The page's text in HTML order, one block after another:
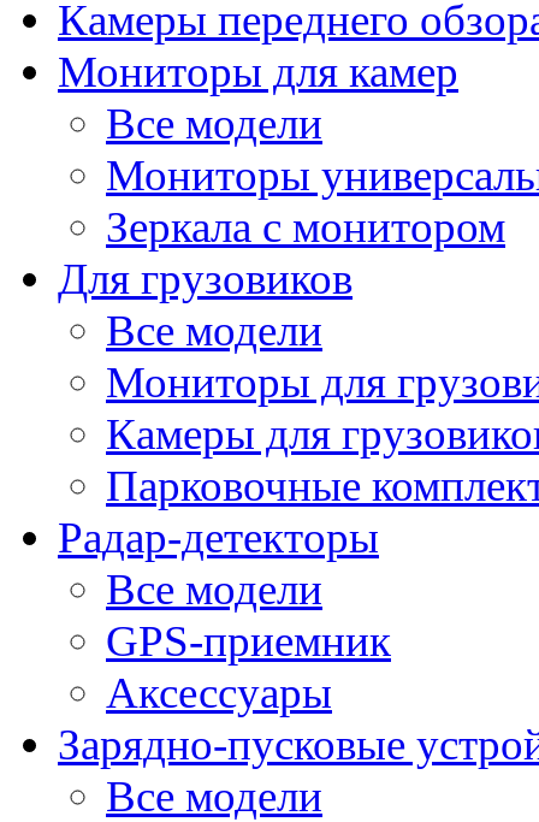
Камеры переднего
Мониторы для камер
Все модели
Мониторы
Зеркала с монитором
Для грузовиков
Все модели
Мониторы для
Камеры для
Парковочные
Радар-детекторы
Все модели
GPS-приемник
Аксессуары
Зарядно-пусковые
Все модели